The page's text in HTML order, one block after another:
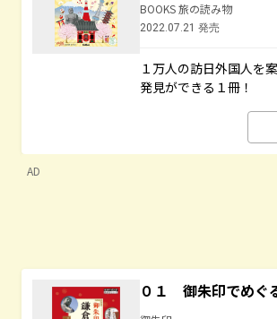
BOOKS 旅の読み物
2022.07.21 発売
１万人の訪日外国人を
発見ができる１冊！
AD
０１ 御朱印でめぐ